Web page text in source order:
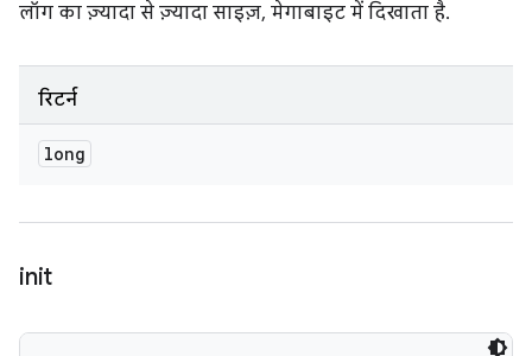
लॉग का ज़्यादा से ज़्यादा साइज़, मेगाबाइट में दिखाता है.
रिटर्न
long
init